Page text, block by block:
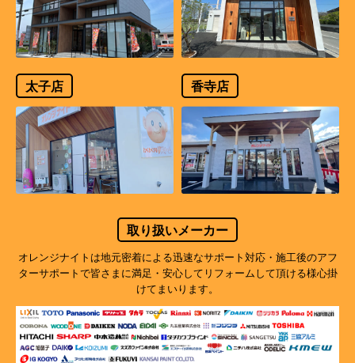
太子店 香寺店
取り扱いメーカー
オレンジナイトは地元密着による迅速なサポート対応・施工後のアフ
ターサポートで皆さまに満足・安心してリフォームして頂ける様心掛
けてまいります。